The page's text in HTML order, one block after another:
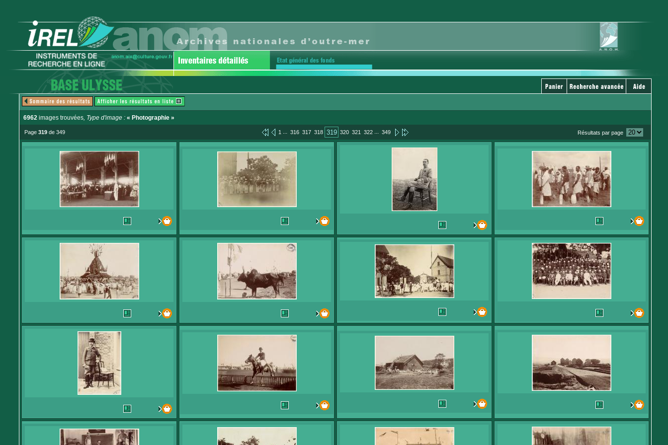
6962 images trouvées, Type d'image : « Photographie »
Page 319 de 349 1 ... 316 317 318 319 320 321 322 ... 349 Résultats par page